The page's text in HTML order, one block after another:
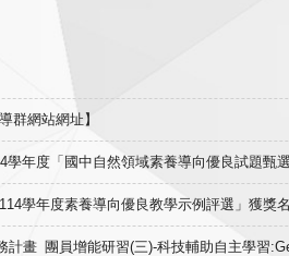
群網站網址】
學年度「國中自然領域素養導向優良試題甄
學年度素養導向優良教學示例評選」獲獎
計畫 團員增能研習(三)-科技輔助自主學習